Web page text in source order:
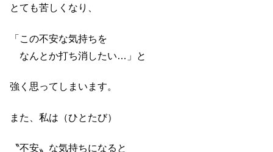
とても苦しくなり、
「この不安な気持ちを
なんとか打ち消したい…」と
強く思ってしまいます。
また、私は（ひとたび）
〝不安〟な気持ちになると